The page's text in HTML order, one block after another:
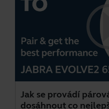
Jak se provádí
dosáhnout co